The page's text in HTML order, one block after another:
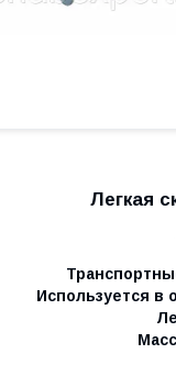
Легкая
Используется в